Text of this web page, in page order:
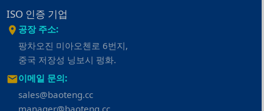
ISO 인증 기업
공장 주소:
팡차오진 미아오첸로 6번지,
중국 저장성 닝보시 펑화.
이메일 문의:
sales@baoteng.cc